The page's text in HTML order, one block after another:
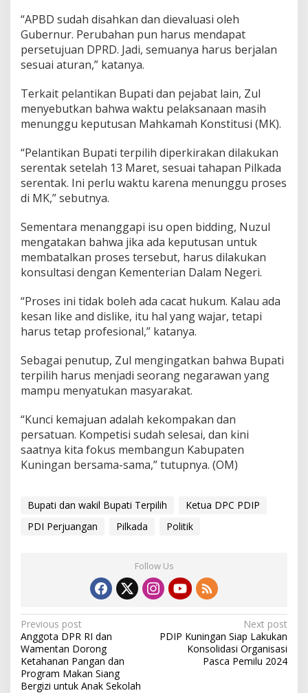
“APBD sudah disahkan dan dievaluasi oleh
Gubernur. Perubahan pun harus mendapat
persetujuan DPRD. Jadi, semuanya harus berjalan
sesuai aturan,” katanya.
Terkait pelantikan Bupati dan pejabat lain, Zul
menyebutkan bahwa waktu pelaksanaan masih
menunggu keputusan Mahkamah Konstitusi (MK).
“Pelantikan Bupati terpilih diperkirakan dilakukan
serentak setelah 13 Maret, sesuai tahapan Pilkada
serentak. Ini perlu waktu karena menunggu proses
di MK,” sebutnya.
Sementara menanggapi isu open bidding, Nuzul
mengatakan bahwa jika ada keputusan untuk
membatalkan proses tersebut, harus dilakukan
konsultasi dengan Kementerian Dalam Negeri.
“Proses ini tidak boleh ada cacat hukum. Kalau ada
kesan like and dislike, itu hal yang wajar, tetapi
harus tetap profesional,” katanya.
Sebagai penutup, Zul mengingatkan bahwa Bupati
terpilih harus menjadi seorang negarawan yang
mampu menyatukan masyarakat.
“Kunci kemajuan adalah kekompakan dan
persatuan. Kompetisi sudah selesai, dan kini
saatnya kita fokus membangun Kabupaten
Kuningan bersama-sama,” tutupnya. (OM)
Bupati dan wakil Bupati Terpilih
Ketua DPC PDIP
PDI Perjuangan
Pilkada Politik
Follow Us
Post
navigation
Previous post
Anggota DPR RI dan
Wamentan Dorong
Ketahanan Pangan dan
Program Makan Siang
Bergizi untuk Anak Sekolah
Next post
PDIP Kuningan Siap Lakukan
Konsolidasi Organisasi
Pasca Pemilu 2024